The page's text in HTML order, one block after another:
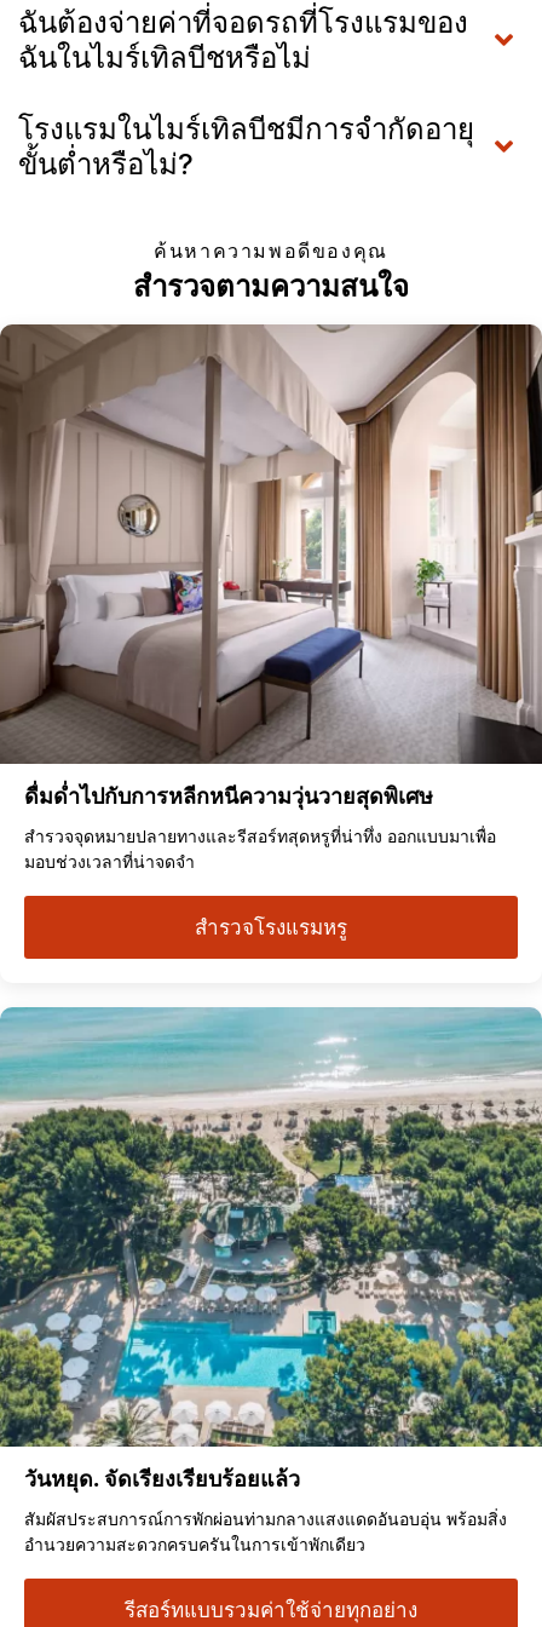
ฉันต้องจ่ายค่าที่จอดรถที่โรงแรมของ
ฉันในไมร์เทิลบีชหรือไม่
โรงแรมในไมร์เทิลบีชมีการจำกัดอายุ
ขั้นต่ำหรือไม่?
ค้นหาความพอดีของคุณ
สำรวจตามความสนใจ
ดื่มด่ำไปกับการหลีกหนีความวุ่นวายสุดพิเศษ
สำรวจจุดหมายปลายทางและรีสอร์ทสุดหรูที่น่าทึ่ง ออกแบบมาเพื่อ
มอบช่วงเวลาที่น่าจดจำ
สำรวจโรงแรมหรู
วันหยุด. จัดเรียงเรียบร้อยแล้ว
สัมผัสประสบการณ์การพักผ่อนท่ามกลางแสงแดดอันอบอุ่น พร้อมสิ่ง
อำนวยความสะดวกครบครันในการเข้าพักเดียว
รีสอร์ทแบบรวมค่าใช้จ่ายทุกอย่าง